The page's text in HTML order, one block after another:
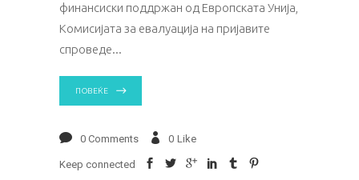
финансиски поддржан од Европската Унија,
Комисијата за евалуација на пријавите
спроведе
ПОВЕЌЕ
0 Comments 0 Like
Keep connected